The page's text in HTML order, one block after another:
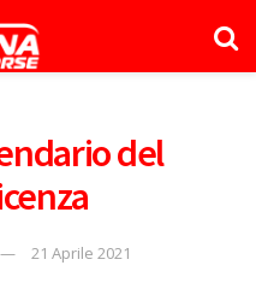
del
21 Aprile 2021